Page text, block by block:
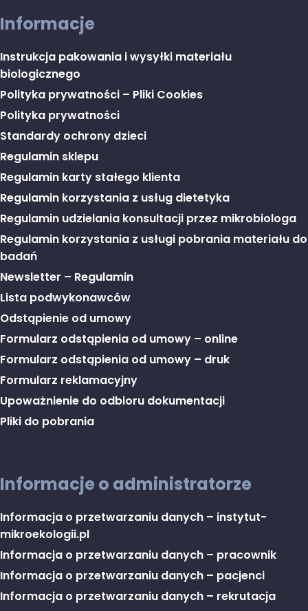
Informacje
Instrukcja pakowania i wysyłki materiału
biologicznego
Polityka prywatności – Pliki Cookies
Polityka prywatności
Standardy ochrony dzieci
Regulamin sklepu
Regulamin karty stałego klienta
Regulamin korzystania z usług dietetyka
Regulamin udzielania konsultacji przez mikrobiologa
Regulamin korzystania z usługi pobrania materiału do
badań
Newsletter – Regulamin
Lista podwykonawców
Odstąpienie od umowy
Formularz odstąpienia od umowy – online
Formularz odstąpienia od umowy – druk
Formularz reklamacyjny
Upoważnienie do odbioru dokumentacji
Pliki do pobrania
Informacje o administratorze
Informacja o przetwarzaniu danych – instytut-
mikroekologii.pl
Informacja o przetwarzaniu danych – pracownik
Informacja o przetwarzaniu danych – pacjenci
Informacja o przetwarzaniu danych – rekrutacja